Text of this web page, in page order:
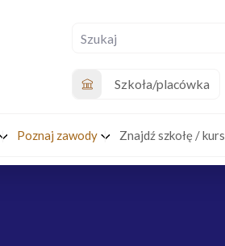
Szkoła/placówka
Poznaj zawody Znajdź szkołę / kurs